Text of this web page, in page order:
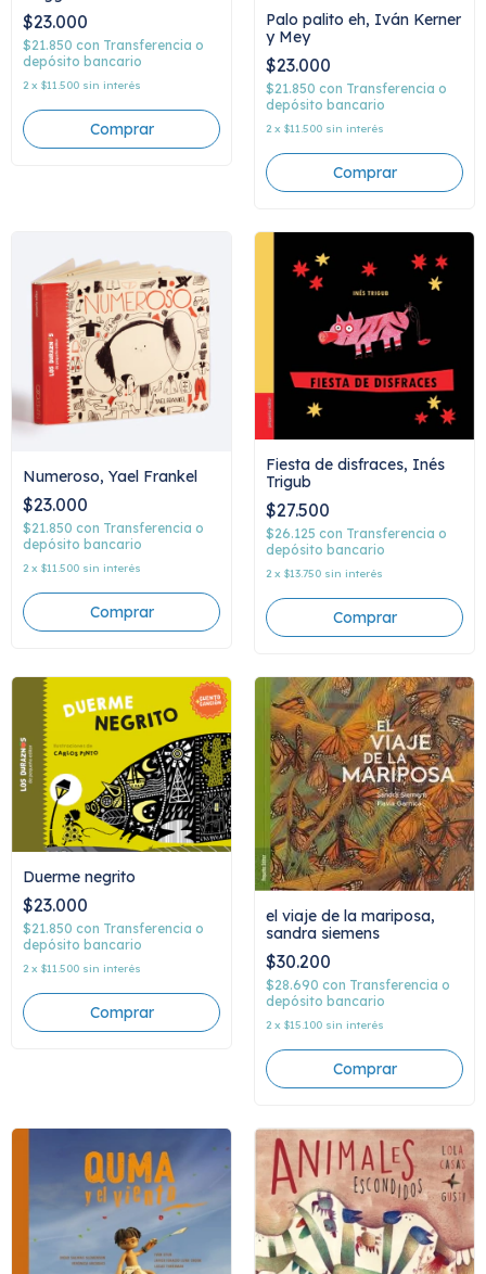
$23.000
$21.850 con Transferencia o
depósito bancario
2 x $11.500 sin interés
Palo palito eh, Iván Kerner
y Mey
$23.000
$21.850 con Transferencia o
depósito bancario
2 x $11.500 sin interés
Numeroso, Yael Frankel
$23.000
$21.850 con Transferencia o
depósito bancario
2 x $11.500 sin interés
Fiesta de disfraces, Inés
Trigub
$27.500
$26.125 con Transferencia o
depósito bancario
2 x $13.750 sin interés
Duerme negrito
$23.000
$21.850 con Transferencia o
depósito bancario
2 x $11.500 sin interés
el viaje de la mariposa,
sandra siemens
$30.200
$28.690 con Transferencia o
depósito bancario
2 x $15.100 sin interés